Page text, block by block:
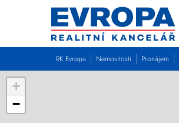
RK Evropa Nemovitosti Pronájem
+
−